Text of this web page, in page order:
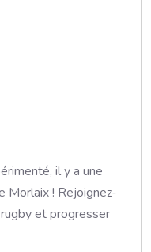
il y a une
Morlaix ! Rejoignez-
et progresser